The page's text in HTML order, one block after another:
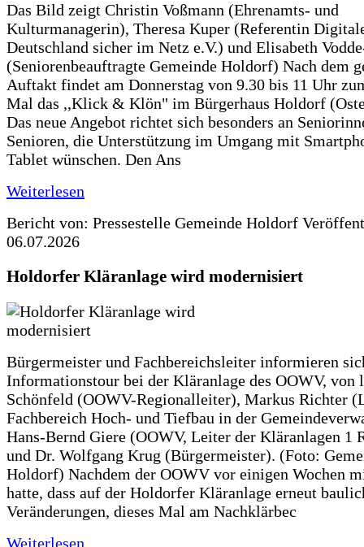
Das Bild zeigt Christin Voßmann (Ehrenamts- und
Kulturmanagerin), Theresa Kuper (Referentin
Deutschland sicher im Netz e.V.) und Elisabeth
(Seniorenbeauftragte Gemeinde Holdorf) Nach dem
Auftakt findet am Donnerstag von 9.30 bis 11 Uhr
Mal das ,,Klick & Klön" im Bürgerhaus Holdorf
Das neue Angebot richtet sich besonders an
Senioren, die Unterstützung im Umgang mit
Tablet wünschen. Den Ans
Weiterlesen
Bericht von: Pressestelle Gemeinde Holdorf
06.07.2026
Holdorfer Kläranlage wird modernisiert
Bürgermeister und Fachbereichsleiter informieren
Informationstour bei der Kläranlage des OOWV, von
Schönfeld (OOWV-Regionalleiter), Markus Richter
Fachbereich Hoch- und Tiefbau in der
Hans-Bernd Giere (OOWV, Leiter der Kläranlagen 1
und Dr. Wolfgang Krug (Bürgermeister). (Foto:
Holdorf) Nachdem der OOWV vor einigen Wochen
hatte, dass auf der Holdorfer Kläranlage erneut
Veränderungen, dieses Mal am Nachklärbec
Weiterlesen